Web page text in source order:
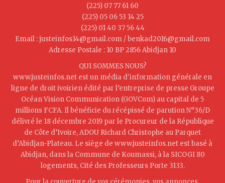
(225) 07 77 61 60
(225) 05 06 53 14 25
(225) 01 40 37 56 44
Email : justeinfos14@gmail.com / benkad2016@gmail.com
Adresse Postale : 10 BP 2856 Abidjan 10
QUI SOMMES NOUS?
www.justeinfos.net est un média d'information générale en
ligne de droit ivoirien édité par l’entreprise de presse Groupe
Océan Vision Communication (GOVCom) au capital de 5
millions FCFA. Il bénéficie du récépissé de parution N°36/D
délivré le 18 décembre 2019 par le Procureur de la République
de Côte d’Ivoire, ADOU Richard Christophe au Parquet
d’Abidjan-Plateau. Le siège de www.justeinfos.net est basé à
Abidjan, dans la Commune de Koumassi, à la SICOGI 80
logements, Cité des Professeurs Porte 3133.